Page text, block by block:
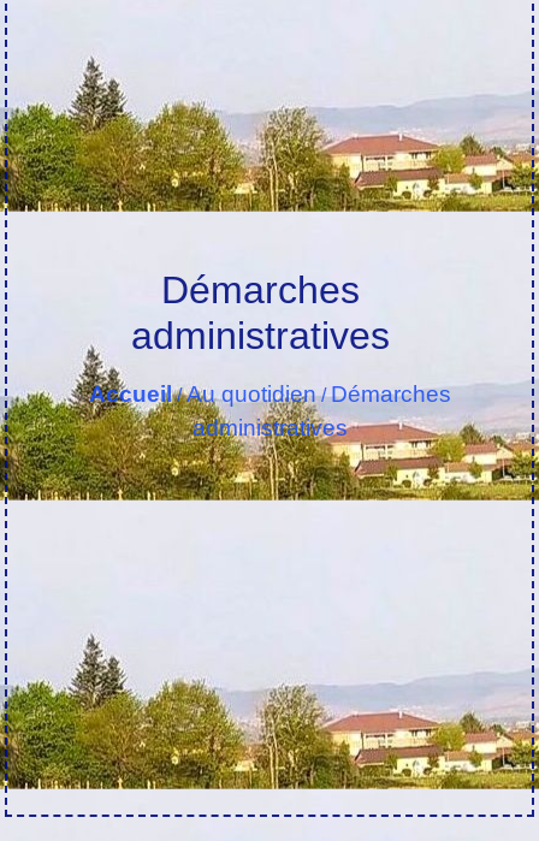
Démarches
administratives
Accueil/Au quotidien/Démarches
administratives